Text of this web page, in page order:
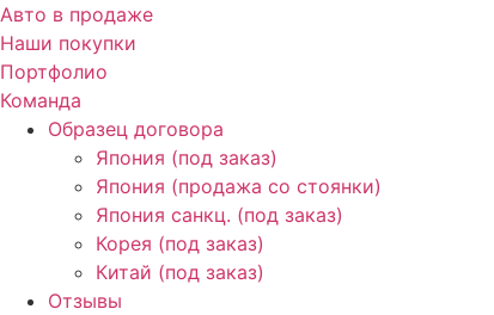
Авто в продаже
Наши покупки
Портфолио
Команда
Образец договора
Япония (под заказ)
Япония (продажа со стоянки)
Япония санкц. (под заказ)
Корея (под заказ)
Китай (под заказ)
Отзывы